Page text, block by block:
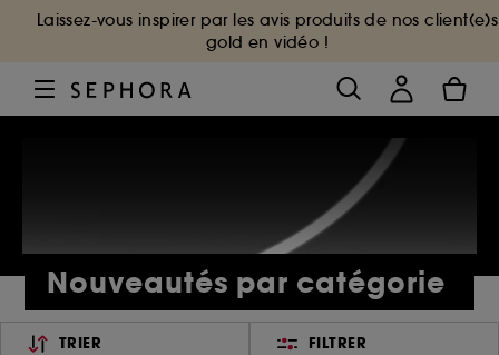
Laissez-vous inspirer par les avis produits de nos client(e)s
gold en vidéo !
Nouveautés par catégorie
TRIER FILTRER